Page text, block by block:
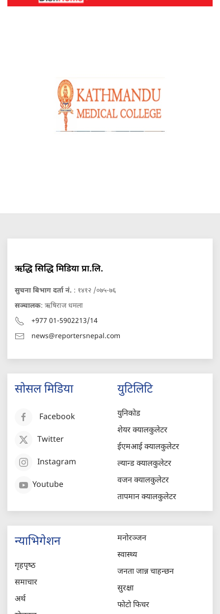
ऋद्धि सिद्धि मिडिया प्रा.लि.
सुचना बिभाग दर्ता नं. : १४१२ /०७५-७६
सञ्चालक: ऋषिराज धमला
+977 01-5902213/14
news@reportersnepal.com
सोसल मिडिया
Facebook
Twitter
Instagram
Youtube
युटिलिटि
युनिकोड
शेयर क्यालकुलेटर
ईएमआई क्यालकुलेटर
ल्यान्ड क्यालकुलेटर
वजन क्यालकुलेटर
तापमान क्यालकुलेटर
न्याभिगेशन
गृहपृष्‍ठ
समाचार
अर्थ
मनोरञ्जन
स्वास्थ्य
जनता जान्न चाहन्छन
सुरक्षा
फोटो फिचर